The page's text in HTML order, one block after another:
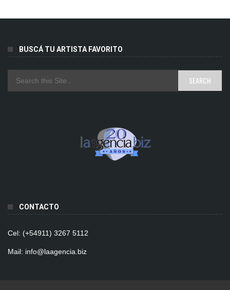
BUSCÁ TU ARTISTA FAVORITO
CONTACTO
Cel: (+54911) 3267 5112
Mail: info@laagencia.biz